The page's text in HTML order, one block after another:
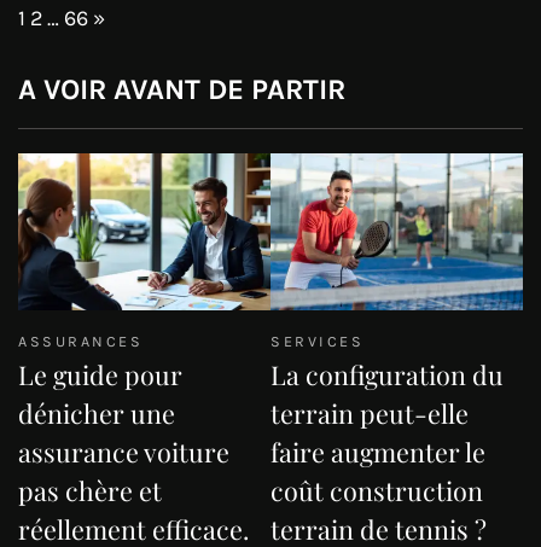
Page:
1 2… 66 Next
»
A VOIR AVANT DE PARTIR
ASSURANCES
Le guide pour
dénicher une
assurance voiture
pas chère et
réellement efficace.
SERVICES
La configuration du
terrain peut-elle
faire augmenter le
coût construction
terrain de tennis ?